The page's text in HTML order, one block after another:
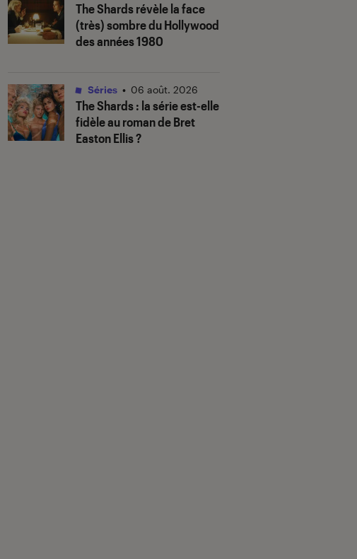
The Shardsrévèle la face
(très) sombre du Hollywood
des années 1980
The Shards: la série est-elle
fidèle au roman de Bret
Easton Ellis ?
Séries • 06 août. 2026